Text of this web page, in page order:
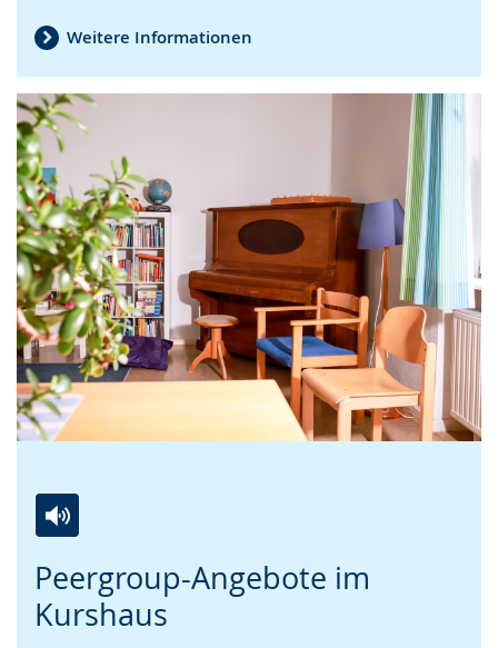
Weitere Informationen
Peergroup-Angebote im
Kurshaus
Leichten
Sprache
wechseln.
Audio-
Unterstützung.
Video
in
Deutscher